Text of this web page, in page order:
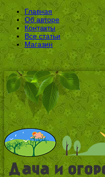
Главная
Об авторе
Контакты
Все статьи
Магазин